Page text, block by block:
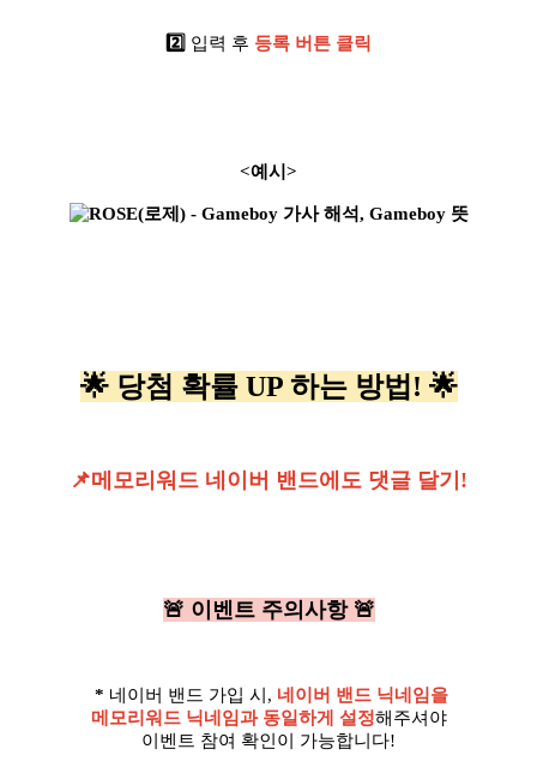
2️⃣ 입력 후 등록 버튼 클릭
<예시>
🌟 당첨 확률 UP 하는 방법! 🌟
📌메모리워드 네이버 밴드에도 댓글 달기!
🚨 이벤트 주의사항 🚨
* 네이버 밴드 가입 시, 네이버 밴드 닉네임을
메모리워드 닉네임과 동일하게 설정해주셔야
이벤트 참여 확인이 가능합니다!